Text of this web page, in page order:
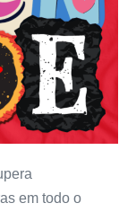
em todo o